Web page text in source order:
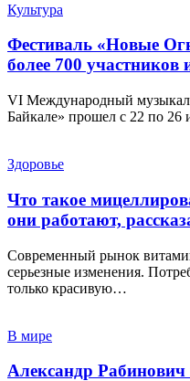
Культура
Фестиваль «Новые
более 700 участников
VI Международный
Байкале» прошел с 22 по
Здоровье
Что такое
они работают,
Современный рынок
серьезные изменения.
только красивую…
В мире
Александр